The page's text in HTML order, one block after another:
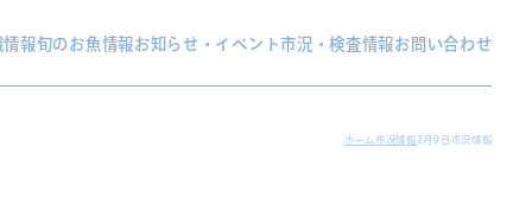
情報旬のお魚情報お知らせ・イベント市況・検査情報お問い合わせ
ホーム 市況情報 2月9日市況情報